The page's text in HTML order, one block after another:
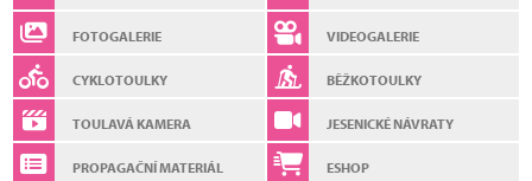
FOTOGALERIE VIDEOGALERIE
CYKLOTOULKY BĚŽKOTOULKY
TOULAVÁ KAMERA JESENICKÉ NÁVRATY
PROPAGAČNÍ MATERIÁL ESHOP